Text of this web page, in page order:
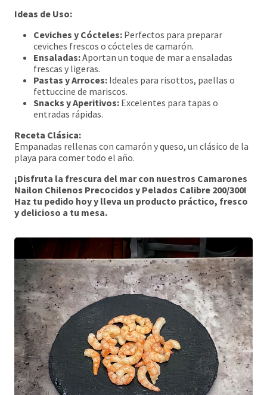
Ideas de Uso:
Ceviches y Cócteles: Perfectos para preparar
ceviches frescos o cócteles de camarón.
Ensaladas:Aportan un toque de mar a ensaladas
frescas y ligeras.
Pastas y Arroces: Ideales para risottos, paellas o
fettuccine de mariscos.
Snacks y Aperitivos: Excelentes para tapas o
entradas rápidas.
Receta Clásica:
Empanadas rellenas con camarón y queso, un clásico de la
playa para comer todo el año.
¡Disfruta la frescura del mar con nuestros Camarones
Nailon Chilenos Precocidos y Pelados Calibre 200/300!
Haz tu pedido hoy y lleva un producto práctico, fresco
y delicioso a tu mesa.